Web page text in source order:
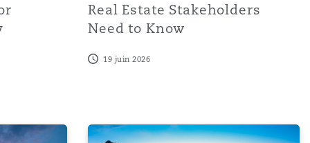
Real Estate Stakeholders
Need to Know
19 juin 2026
what this means for commercial property
Garden gnomes, good lawns and bad